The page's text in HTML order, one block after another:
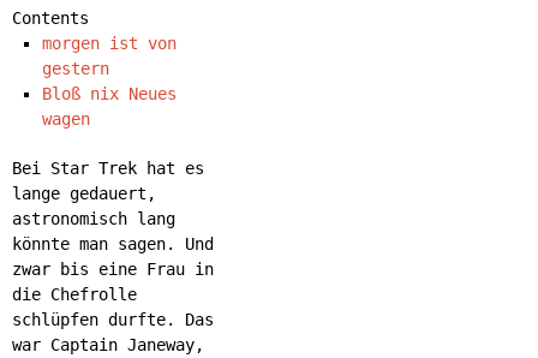
Contents
morgen ist von
gestern
Bloß nix Neues
wagen
Bei Star Trek hat es
lange gedauert,
astronomisch lang
könnte man sagen. Und
zwar bis eine Frau in
die Chefrolle
schlüpfen durfte. Das
war Captain Janeway,